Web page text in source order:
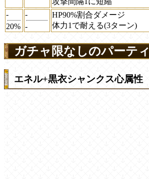
-
20%
-
-
HP90%割合ダメージ
体力1で耐える(3ターン)
ガチャ限なしのパーティ
エネル+黒衣シャンクス心属性